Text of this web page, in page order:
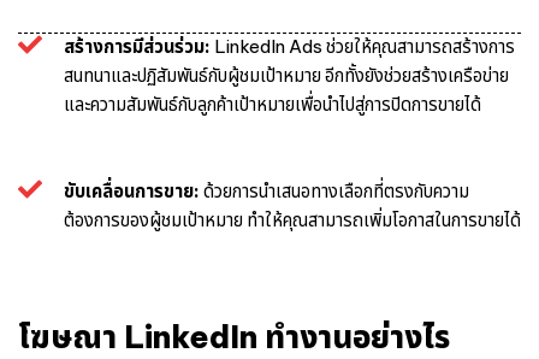
สร้างการมีส่วนร่วม: LinkedIn Ads ช่วยให้คุณสามารถสร้างการ
สนทนาและปฏิสัมพันธ์กับผู้ชมเป้าหมาย อีกทั้งยังช่วยสร้างเครือข่าย
และความสัมพันธ์กับลูกค้าเป้าหมายเพื่อนำไปสู่การปิดการขายได้
ขับเคลื่อนการขาย: ด้วยการนำเสนอทางเลือกที่ตรงกับความ
ต้องการของผู้ชมเป้าหมาย ทำให้คุณสามารถเพิ่มโอกาสในการขายได้
โฆษณา LinkedIn ทำงานอย่างไร